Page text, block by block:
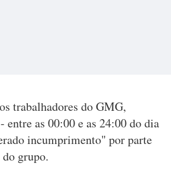
trabalhadores do GMG,
entre as 00:00 e as 24:00 do dia
incumprimento" por parte
grupo.